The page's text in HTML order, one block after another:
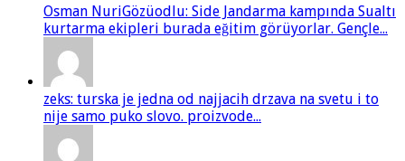
Osman NuriGözüodlu: Side Jandarma kampında Sualtı
kurtarma ekipleri burada eğitim görüyorlar. Gençle...
zeks: turska je jedna od najjacih drzava na svetu i to
nije samo puko slovo. proizvode...